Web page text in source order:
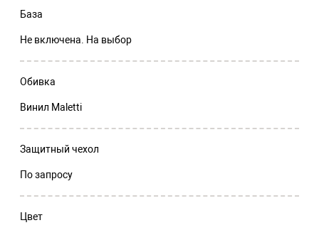
База
Не включена. На выбор
Обивка
Винил Maletti
Защитный чехол
По запросу
Цвет